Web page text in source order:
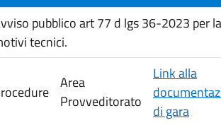
pubblico art 77 d lgs 36-2023 per
tecnici.
Area
Provveditorato
Link alla
di gara